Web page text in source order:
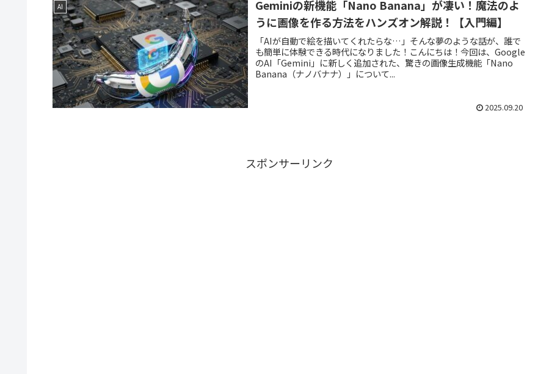
AI
Geminiの新機能「Nano Banana」が凄い！魔法のよ
うに画像を作る方法をハンズオン解説！【入門編】
「AIが自動で絵を描いてくれたらな…」そんな夢のような話が、誰で
も簡単に体験できる時代になりました！こんにちは！今回は、Google
のAI「Gemini」に新しく追加された、驚きの画像生成機能「Nano
Banana（ナノバナナ）」について...
2025.09.20
スポンサーリンク